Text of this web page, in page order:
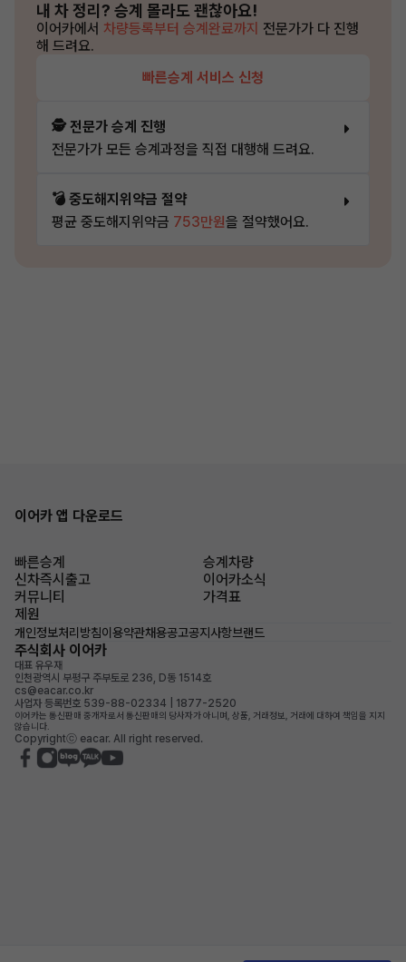
내 차 정리? 승계 몰라도 괜찮아요!
이어카에서 차량등록부터 승계완료까지 전문가가 다 진행
해 드려요.
빠른승계 서비스 신청
🕵️ 전문가 승계 진행
전문가가 모든 승계과정을 직접 대행해 드려요.
💣 중도해지위약금 절약
평균 중도해지위약금 753만원을 절약했어요.
이어카 앱 다운로드
빠른승계
승계차량
신차즉시출고
이어카소식
커뮤니티
가격표
제원
개인정보처리방침이용약관채용공고공지사항브랜드
주식회사 이어카
대표 유우재
인천광역시 부평구 주부토로 236, D동 1514호
cs@eacar.co.kr
사업자 등록번호 539-88-02334 | 1877-2520
이어카는 통신판매 중개자로서 통신판매의 당사자가 아니며, 상품, 거래정보, 거래에 대하여 책임을 지지
않습니다.
Copyrightⓒ eacar. All right reserved.